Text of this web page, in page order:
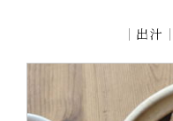
｜ 出汁 ｜